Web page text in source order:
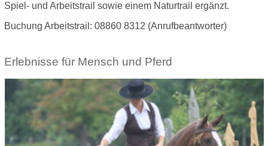
Spiel- und Arbeitstrail sowie einem Naturtrail ergänzt.
Buchung Arbeitstrail: 08860 8312 (Anrufbeantworter)
Erlebnisse für Mensch und Pferd